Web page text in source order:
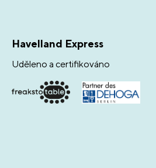
Havelland Express
Uděleno a certifikováno